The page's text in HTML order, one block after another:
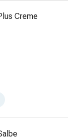
Creme